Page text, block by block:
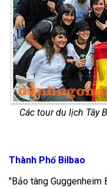
Các tour du lịch Tây
Thành Phố Bilbao
"Bảo tàng Guggenheim